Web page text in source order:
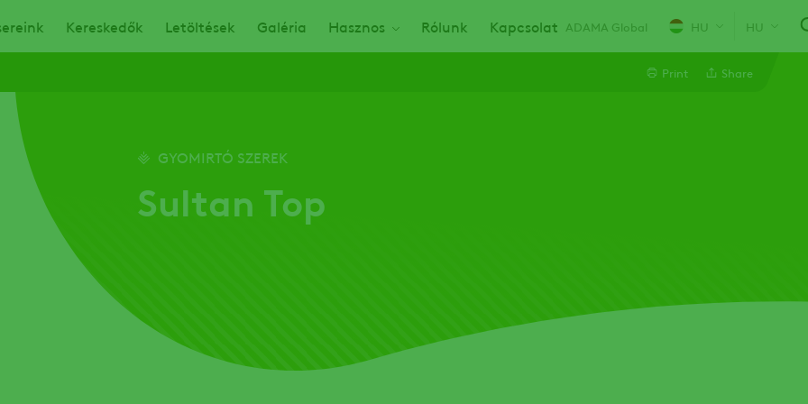
Kereskedők Letöltések Galéria Hasznos Rólunk Kapcsolat ADAMA Global HU HU
Print Share
Whatsapp
GYOMIRTÓ SZEREK
Sultan Top